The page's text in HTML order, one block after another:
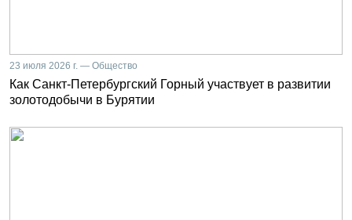
23 июля 2026 г. — Общество
Как Санкт-Петербургский Горный участвует в развитии
золотодобычи в Бурятии